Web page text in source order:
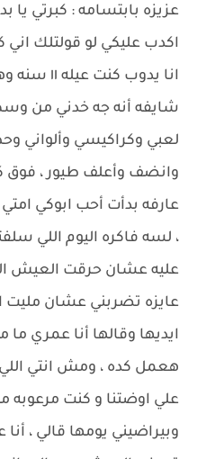
عزيزه بابتسامه : كبرتي يا
اكدب عليكي لو قولتلك
شايفه أنه جه خدني من
لعبي وكراكيسي وألواني
وانضف وأعلف طيور ، فوق
عارفه بدأت أحب ابوكي
، لسه فاكره اليوم اللي
عليه عشان حرقت العيش
عايزه تضربني عشان مليت
ايديها وقالها أنا عمري ما
هعمل كده ، ومش انتي
علي اوضتنا و كنت مرعوبه
وبيراضيني يومها قالي ،